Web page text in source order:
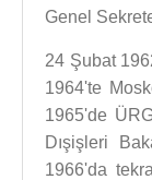
Genel
24 Şubat
1964'te
1965'de
Dışişleri
1966'da